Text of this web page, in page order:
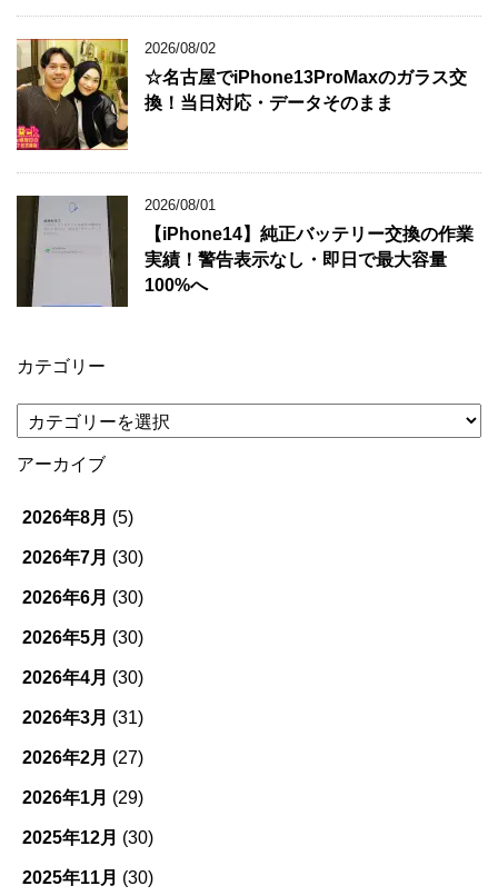
2026/08/02
☆名古屋でiPhone13ProMaxのガラス交
換！当日対応・データそのまま
2026/08/01
【iPhone14】純正バッテリー交換の作業
実績！警告表示なし・即日で最大容量
100%へ
カテゴリー
テ
ゴ
ー
アーカイブ
2026年8月 (5)
2026年7月 (30)
2026年6月 (30)
2026年5月 (30)
2026年4月 (30)
2026年3月 (31)
2026年2月 (27)
2026年1月 (29)
2025年12月 (30)
2025年11月 (30)